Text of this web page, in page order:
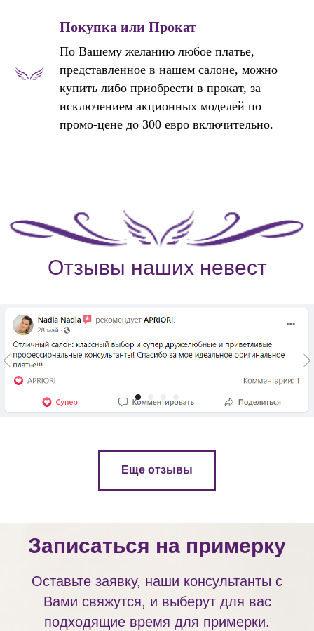
Покупка или Прокат
По Вашему желанию любое платье,
представленное в нашем салоне, можно
купить либо приобрести в прокат, за
исключением акционных моделей по
промо-цене до 300 евро включительно.
Отзывы наших невест
Еще отзывы
Записаться на примерку
Оставьте заявку, наши консультанты с
Вами свяжутся, и выберут для вас
подходящие время для примерки.